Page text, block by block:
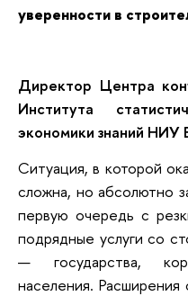
уверенности в
Директор Центра
Института
экономики знаний
Ситуация, в которой
сложна, но абсолютно
первую очередь с
подрядные услуги со
— государства,
населения.